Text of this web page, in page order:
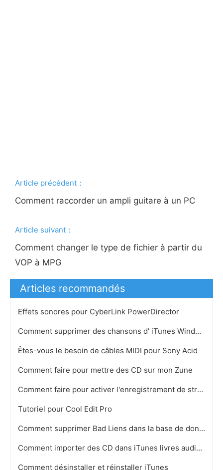
Article précédent：
Comment raccorder un ampli guitare à un PC
Article suivant：
Comment changer le type de fichier à partir du
VOP à MPG
Articles recommandés
Effets sonores pour CyberLink PowerDirector
Comment supprimer des chansons d' iTunes Windows
Êtes-vous le besoin de câbles MIDI pour Sony Acid
Comment faire pour mettre des CD sur mon Zune
Comment faire pour activer l'enregistrement de streaming audio dans Windows Vista
Tutoriel pour Cool Edit Pro
Comment supprimer Bad Liens dans la base de données iTunes
Comment importer des CD dans iTunes livres audio Livres
Comment désinstaller et réinstaller iTunes